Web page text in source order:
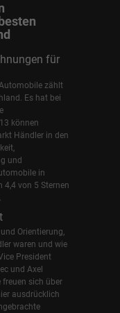
für
zählt
Es hat bei
können
Händler in den
und
in
von 5 Sternen
Orientierung,
waren und wie
President
und Axel
sich über
ausdrücklich